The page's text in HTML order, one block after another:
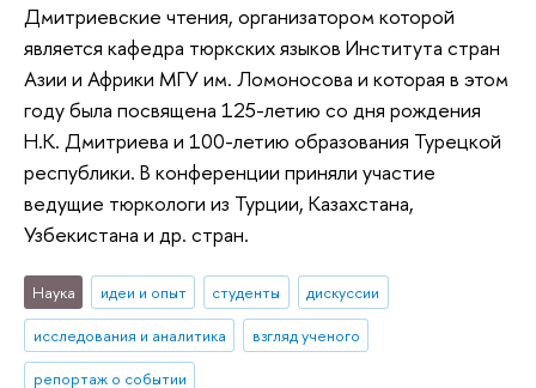
Дмитриевские чтения, организатором которой
является кафедра тюркских языков Института стран
Азии и Африки МГУ им. Ломоносова и которая в этом
году была посвящена 125-летию со дня рождения
Н.К. Дмитриева и 100-летию образования Турецкой
республики. В конференции приняли участие
ведущие тюркологи из Турции, Казахстана,
Узбекистана и др. стран.
Наука идеи и опыт студенты
дискуссии
исследования и аналитика
взгляд ученого
репортаж о событии